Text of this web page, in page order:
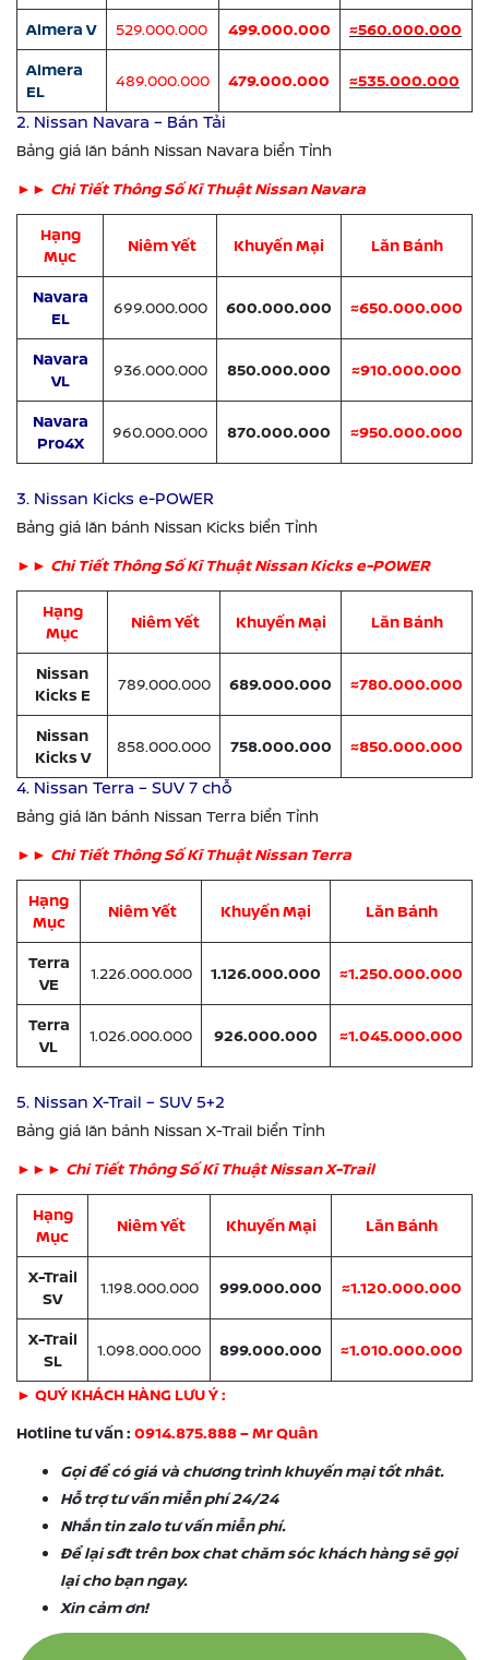
Almera V 529.000.000 499.000.000 ≈560.000.000
Almera
EL
489.000.000 479.000.000 ≈535.000.000
2. Nissan Navara – Bán Tải
Bảng giá lăn bánh Nissan Navara biển Tỉnh
► ► Chi Tiết Thông Số Kĩ Thuật Nissan Navara
Hạng
Mục
Niêm Yết Khuyến Mại Lăn Bánh
Navara
EL
699.000.000 600.000.000 ≈650.000.000
Navara
VL
936.000.000 850.000.000 ≈910.000.000
Navara
Pro4X
960.000.000 870.000.000 ≈950.000.000
3. Nissan Kicks e-POWER
Bảng giá lăn bánh Nissan Kicks biển Tỉnh
► ► Chi Tiết Thông Số Kĩ Thuật Nissan Kicks e-POWER
Hạng
Mục
Niêm Yết Khuyến Mại Lăn Bánh
Nissan
Kicks E
789.000.000 689.000.000 ≈780.000.000
Nissan
Kicks V
858.000.000 758.000.000 ≈850.000.000
4. Nissan Terra – SUV 7 chỗ
Bảng giá lăn bánh Nissan Terra biển Tỉnh
► ► Chi Tiết Thông Số Kĩ Thuật Nissan Terra
Hạng
Mục
Niêm Yết Khuyến Mại Lăn Bánh
Terra
VE
1.226.000.000 1.126.000.000 ≈1.250.000.000
Terra
VL
1.026.000.000 926.000.000 ≈1.045.000.000
5. Nissan X-Trail – SUV 5+2
Bảng giá lăn bánh Nissan X-Trail biển Tỉnh
► ► ► Chi Tiết Thông Số Kĩ Thuật Nissan X-Trail
Hạng
Mục
Niêm Yết Khuyến Mại Lăn Bánh
X-Trail
SV
1.198.000.000 999.000.000 ≈1.120.000.000
X-Trail
SL
1.098.000.000 899.000.000 ≈1.010.000.000
► QUÝ KHÁCH HÀNG LƯU Ý :
Hotline tư vấn : 0914.875.888 – Mr Quân
Gọi để có giá và chương trình khuyến mại tốt nhât.
Hỗ trợ tư vấn miễn phí 24/24
Nhắn tin zalo tư vấn miễn phí.
Để lại sđt trên box chat chăm sóc khách hàng sẽ gọi
lại cho bạn ngay.
Xin cảm ơn!